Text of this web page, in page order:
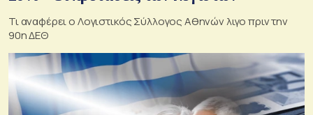
Τι αναφέρει ο Λογιστικός Σύλλογος Αθηνών λιγο πριν την
90η ΔΕΘ